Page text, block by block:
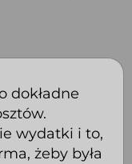
dokładne
wydatki i to,
żeby była